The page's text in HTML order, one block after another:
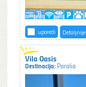
uporedi Detaljnije
Vila Oasis
Destinacija: Paralia